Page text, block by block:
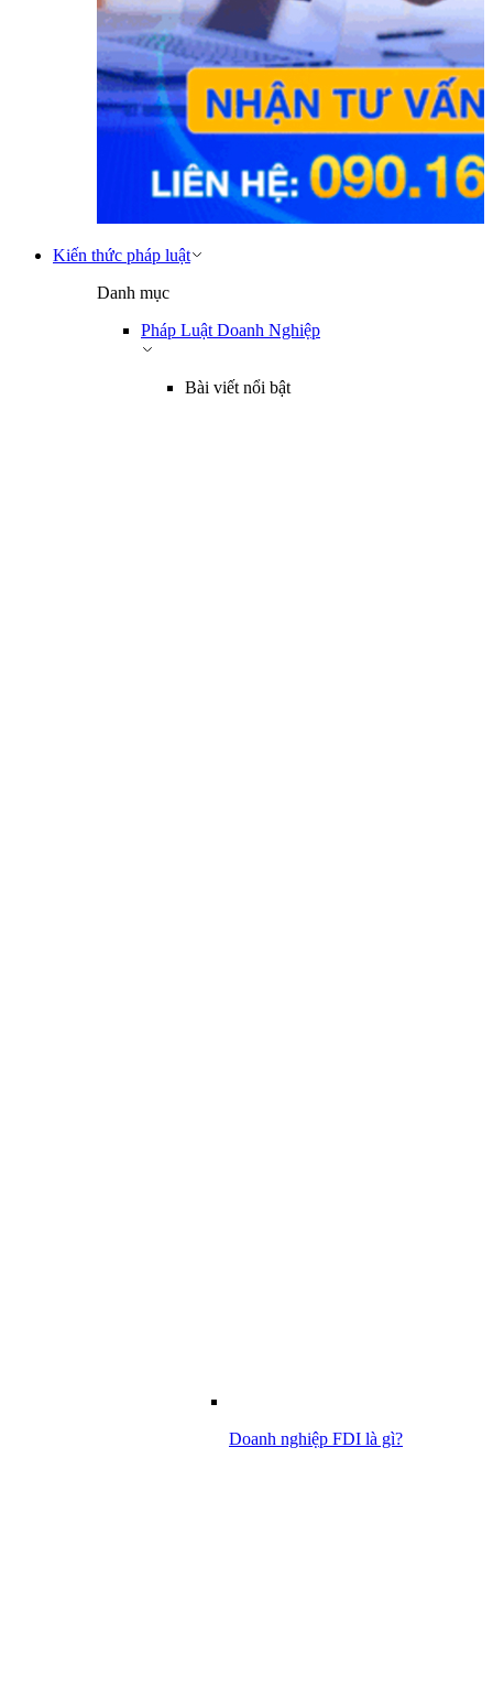
Kiến thức pháp luật
Danh mục
Pháp Luật Doanh Nghiệp
Bài viết nổi bật
Doanh nghiệp FDI là gì?